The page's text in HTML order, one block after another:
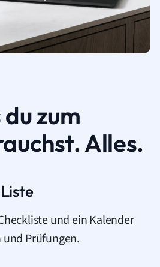
zum
Alles.
und ein Kalender
Prüfungen.